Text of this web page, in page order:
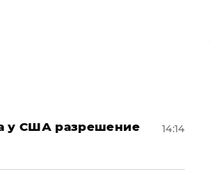
у США разрешение
14:14